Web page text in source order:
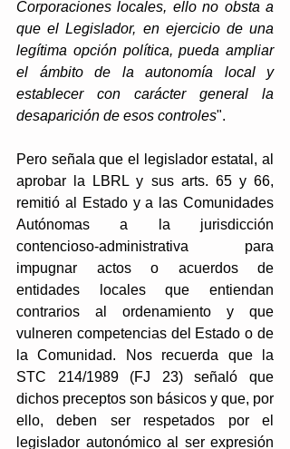
Corporaciones locales, ello no obsta a
que el Legislador, en ejercicio de una
legítima opción política, pueda ampliar
el ámbito de la autonomía local y
establecer con carácter general la
desaparición de esos controles".
Pero señala que el legislador estatal, al
aprobar la LBRL y sus arts. 65 y 66,
remitió al Estado y a las Comunidades
Autónomas a la jurisdicción
contencioso-administrativa para
impugnar actos o acuerdos de
entidades locales que entiendan
contrarios al ordenamiento y que
vulneren competencias del Estado o de
la Comunidad. Nos recuerda que la
STC 214/1989 (FJ 23) señaló que
dichos preceptos son básicos y que, por
ello, deben ser respetados por el
legislador autonómico al ser expresión